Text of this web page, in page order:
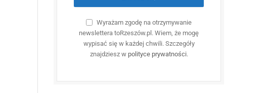
Wyrażam zgodę na otrzymywanie
newslettera toRzeszów.pl. Wiem, że mogę
wypisać się w każdej chwili. Szczegóły
znajdziesz w polityce prywatności.